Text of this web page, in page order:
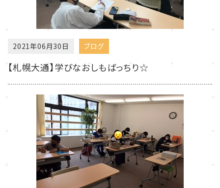
2021年06月30日 ブログ
【札幌大通】学びなおしもばっちり☆